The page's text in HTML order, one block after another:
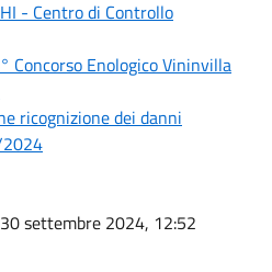
- Centro di Controllo
Concorso Enologico Vininvilla
ricognizione dei danni
settembre 2024, 12:52